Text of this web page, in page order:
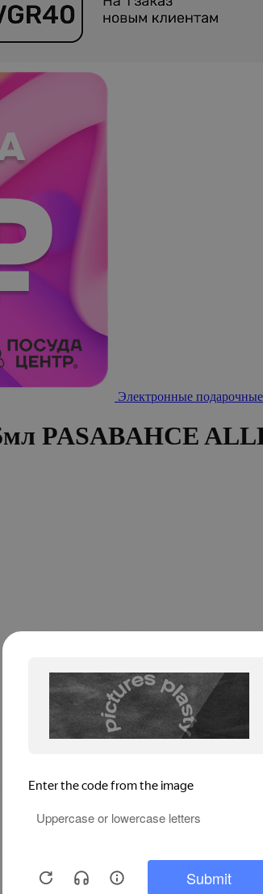
Электронные
PASABAHCE